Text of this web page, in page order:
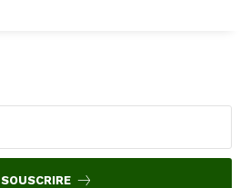
SOUSCRIRE